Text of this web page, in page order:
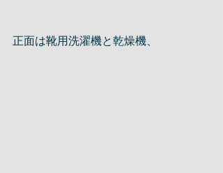
正面は靴用洗濯機と乾燥機、